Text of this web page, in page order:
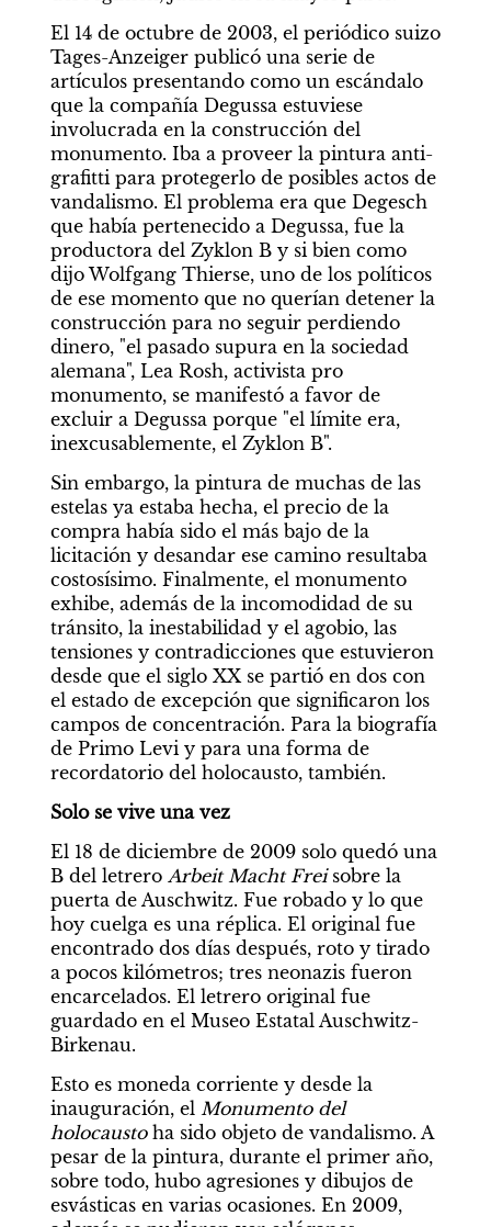
El 14 de octubre de 2003, el periódico suizo
Tages-Anzeiger publicó una serie de
artículos presentando como un escándalo
que la compañía Degussa estuviese
involucrada en la construcción del
monumento. Iba a proveer la pintura anti-
grafitti para protegerlo de posibles actos de
vandalismo. El problema era que Degesch
que había pertenecido a Degussa, fue la
productora del Zyklon B y si bien como
dijo Wolfgang Thierse, uno de los políticos
de ese momento que no querían detener la
construcción para no seguir perdiendo
dinero, "el pasado supura en la sociedad
alemana", Lea Rosh, activista pro
monumento, se manifestó a favor de
excluir a Degussa porque "el límite era,
inexcusablemente, el Zyklon B".
Sin embargo, la pintura de muchas de las
estelas ya estaba hecha, el precio de la
compra había sido el más bajo de la
licitación y desandar ese camino resultaba
costosísimo. Finalmente, el monumento
exhibe, además de la incomodidad de su
tránsito, la inestabilidad y el agobio, las
tensiones y contradicciones que estuvieron
desde que el siglo XX se partió en dos con
el estado de excepción que significaron los
campos de concentración. Para la biografía
de Primo Levi y para una forma de
recordatorio del holocausto, también.
Solo se vive una vez
El 18 de diciembre de 2009 solo quedó una
B del letrero Arbeit Macht Frei sobre la
puerta de Auschwitz. Fue robado y lo que
hoy cuelga es una réplica. El original fue
encontrado dos días después, roto y tirado
a pocos kilómetros; tres neonazis fueron
encarcelados. El letrero original fue
guardado en el Museo Estatal Auschwitz-
Birkenau.
Esto es moneda corriente y desde la
inauguración, el Monumento del
holocausto ha sido objeto de vandalismo. A
pesar de la pintura, durante el primer año,
sobre todo, hubo agresiones y dibujos de
esvásticas en varias ocasiones. En 2009,